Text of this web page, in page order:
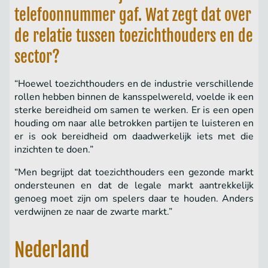
telefoonnummer gaf. Wat zegt dat over
de relatie tussen toezichthouders en de
sector?
“Hoewel toezichthouders en de industrie verschillende
rollen hebben binnen de kansspelwereld, voelde ik een
sterke bereidheid om samen te werken. Er is een open
houding om naar alle betrokken partijen te luisteren en
er is ook bereidheid om daadwerkelijk iets met die
inzichten te doen.”
“Men begrijpt dat toezichthouders een gezonde markt
ondersteunen en dat de legale markt aantrekkelijk
genoeg moet zijn om spelers daar te houden. Anders
verdwijnen ze naar de zwarte markt.”
Nederland